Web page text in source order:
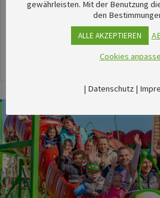
stimmungsvolle
herausgesucht.
gewährleisten. Mit der Benutzung
den
ALLE AKZEPTIEREN
Cookies
| Datenschutz|